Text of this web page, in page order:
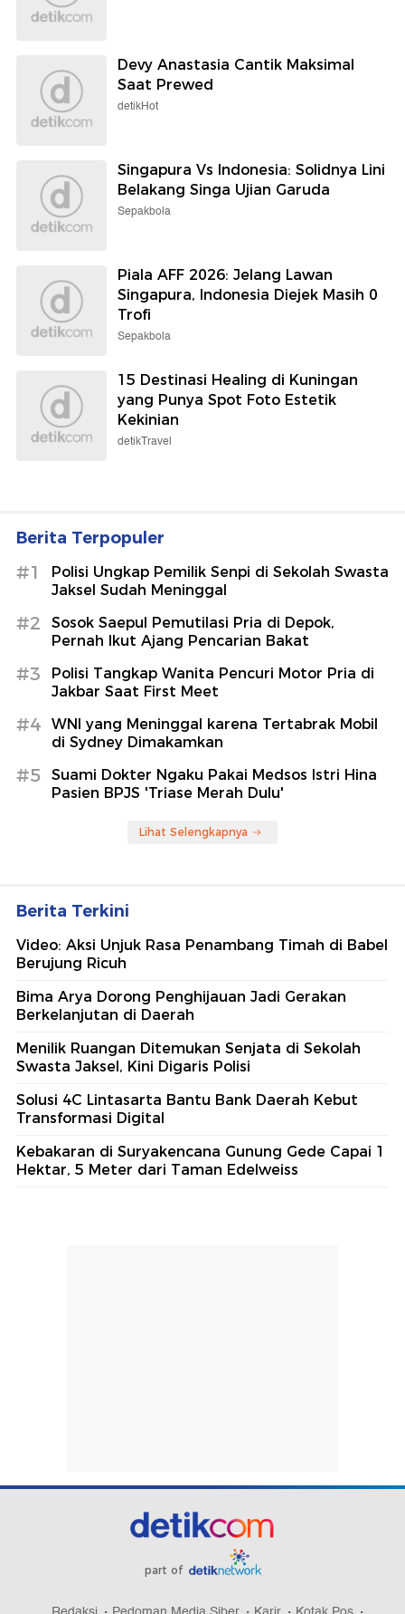
Devy Anastasia Cantik Maksimal
Saat Prewed
detikHot
Singapura Vs Indonesia: Solidnya Lini
Belakang Singa Ujian Garuda
Sepakbola
Piala AFF 2026: Jelang Lawan
Singapura, Indonesia Diejek Masih 0
Trofi
Sepakbola
15 Destinasi Healing di Kuningan
yang Punya Spot Foto Estetik
Kekinian
detikTravel
Berita Terpopuler
#1
Polisi Ungkap Pemilik Senpi di Sekolah Swasta
Jaksel Sudah Meninggal
#2
Sosok Saepul Pemutilasi Pria di Depok,
Pernah Ikut Ajang Pencarian Bakat
#3
Polisi Tangkap Wanita Pencuri Motor Pria di
Jakbar Saat First Meet
#4
WNI yang Meninggal karena Tertabrak Mobil
di Sydney Dimakamkan
#5
Suami Dokter Ngaku Pakai Medsos Istri Hina
Pasien BPJS 'Triase Merah Dulu'
Lihat Selengkapnya
Berita Terkini
Video: Aksi Unjuk Rasa Penambang Timah di Babel
Berujung Ricuh
Bima Arya Dorong Penghijauan Jadi Gerakan
Berkelanjutan di Daerah
Menilik Ruangan Ditemukan Senjata di Sekolah
Swasta Jaksel, Kini Digaris Polisi
Solusi 4C Lintasarta Bantu Bank Daerah Kebut
Transformasi Digital
Kebakaran di Suryakencana Gunung Gede Capai 1
Hektar, 5 Meter dari Taman Edelweiss
part of